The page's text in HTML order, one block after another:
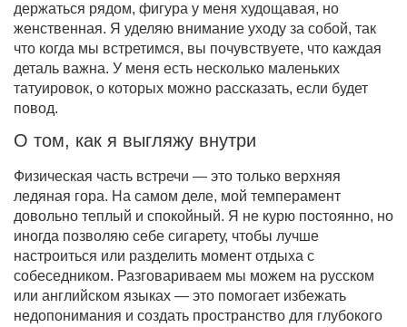
держаться рядом, фигура у меня худощавая, но
женственная. Я уделяю внимание уходу за собой, так
что когда мы встретимся, вы почувствуете, что каждая
деталь важна. У меня есть несколько маленьких
татуировок, о которых можно рассказать, если будет
повод.
О том, как я выгляжу внутри
Физическая часть встречи — это только верхняя
ледяная гора. На самом деле, мой темперамент
довольно теплый и спокойный. Я не курю постоянно, но
иногда позволяю себе сигарету, чтобы лучше
настроиться или разделить момент отдыха с
собеседником. Разговариваем мы можем на русском
или английском языках — это помогает избежать
недопонимания и создать пространство для глубокого